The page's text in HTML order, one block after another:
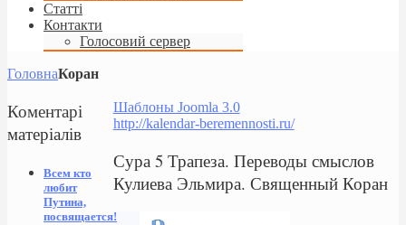
Статті
Контакти
Голосовий сервер
ГоловнаКоран
Шаблоны Joomla 3.0
http://kalendar-beremennosti.ru/
Сура 5 Трапеза. Переводы смыслов
Кулиева Эльмира. Священный Коран
Коментарі
матеріалів
Всем кто
любит
Путина,
посвящается!